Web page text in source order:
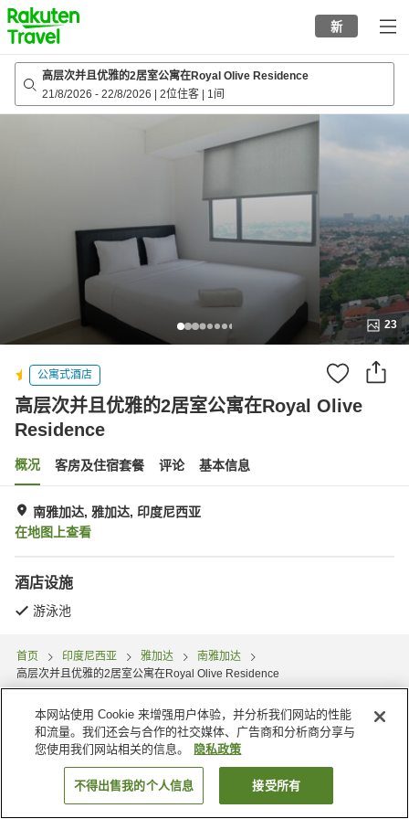
to
top
page
新
高层次并且优雅的2居室公寓在Royal Olive Residence
21/8/2026 - 22/8/2026 2位住客 1间
23
公寓式酒店
高层次并且优雅的2居室公寓在Royal Olive
Residence
概况 客房及住宿套餐 评论 基本信息
南雅加达, 雅加达, 印度尼西亚
在地图上查看
酒店设施
游泳池
首页 印度尼西亚 雅加达
南雅加达
高层次并且优雅的2居室公寓在Royal Olive Residence
搜索客房
本网站使用 Cookie 来增强用户体验，并分析我们网站的性能
和流量。我们还会与合作的社交媒体、广告商和分析商分享与
您使用我们网站相关的信息。
隐私政策
不得出售我的个人信息 接受所有